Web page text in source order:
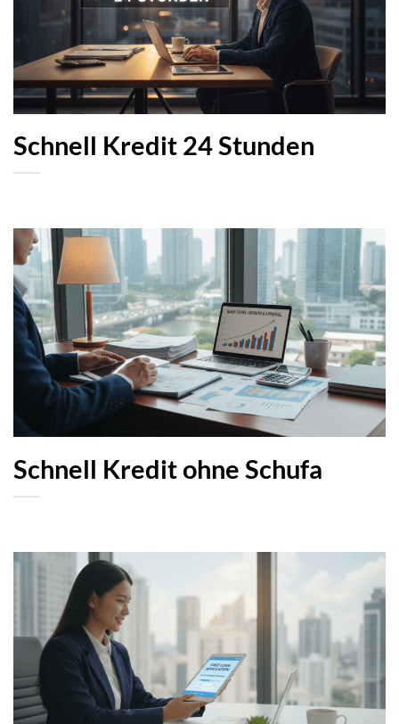
Schnell Kredit 24 Stunden
Schnell Kredit ohne Schufa